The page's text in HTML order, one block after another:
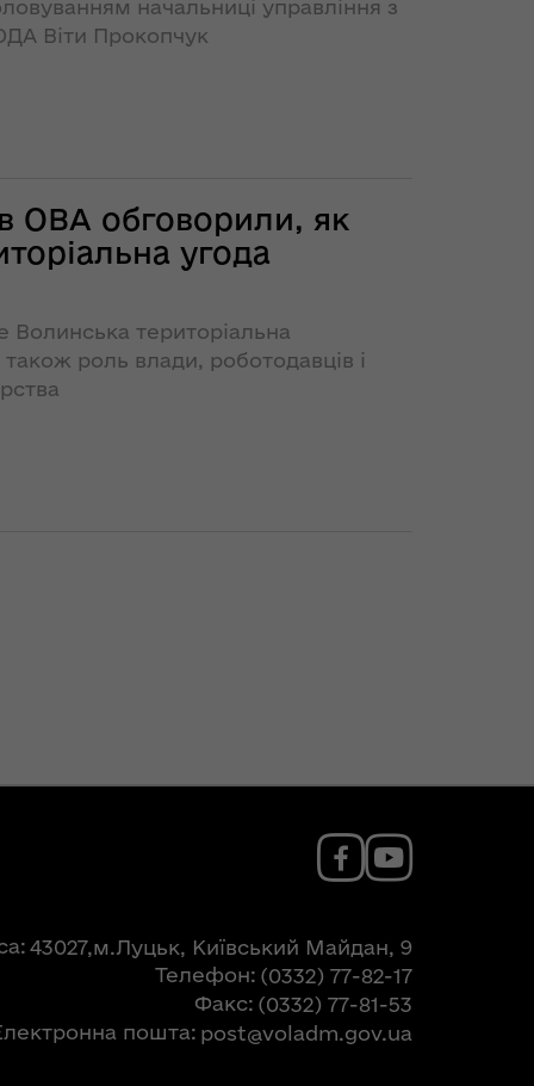
начальниці управління з
Віти Прокопчук
ОВА обговорили, як
угода
Волинська територіальна
роль влади, роботодавців і
43027,м.Луцьк, Київський Майдан, 9
Телефон (0332) 77-82-17
Факс (0332) 77-81-53
пошта post@voladm.gov.ua